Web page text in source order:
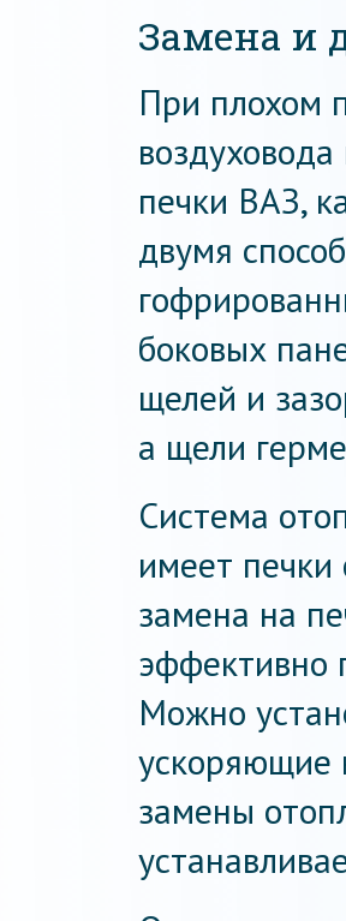
Замена и
При плохом
печки ВАЗ,
двумя
боковых
щелей и
а щели
Система
имеет печки
замена на
эффективно
Можно
ускоряющие
замены